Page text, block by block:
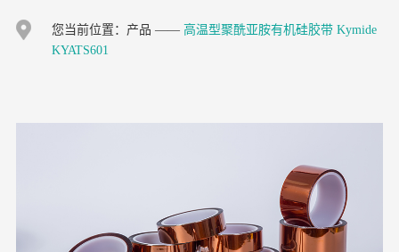
您当前位置： 产品 —— 高温型聚酰亚胺有机硅胶带 Kymide
KYATS601